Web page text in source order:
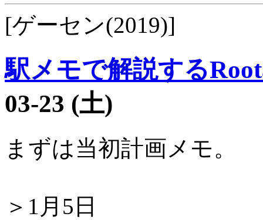
[ゲーセン(2019)]
駅メモで解説する
03-23 (土)
まずは当初計画メモ。
＞1月5日